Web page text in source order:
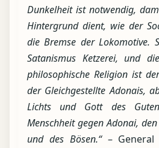
Dunkelheit ist notwendig,
Hintergrund dient, wie der
die Bremse der Lokomotive.
Satanismus Ketzerei, und
philosophische Religion ist
der Gleichgestellte Adonais,
Lichts und Gott des
Menschheit gegen Adonai,
und des Bösen.“– General